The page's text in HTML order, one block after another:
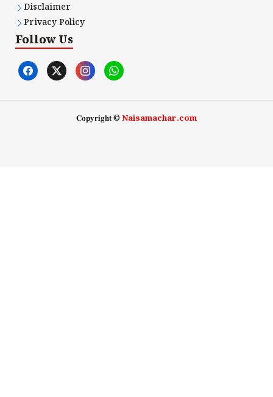
Disclaimer
Privacy Policy
Follow Us
𝐂𝐨𝐩𝐲𝐫𝐢𝐠𝐡𝐭 ©Naisamachar.com